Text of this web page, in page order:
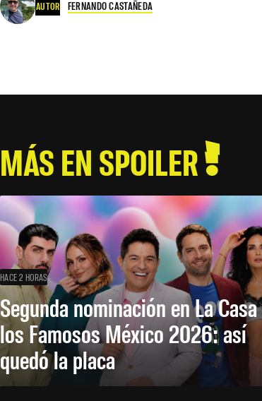
AUTOR FERNANDO CASTAÑEDA
MÁS EN SPOILER
HACE 2 HORAS
Segunda nominación en La
los Famosos México 2026: así
quedó la placa